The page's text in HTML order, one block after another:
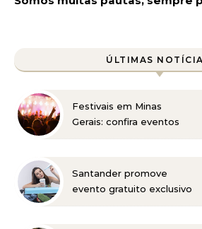
ÚLTIMAS
Festivais em Minas
Gerais: confira eventos
setembro
Santander promove
evento gratuito exclusivo